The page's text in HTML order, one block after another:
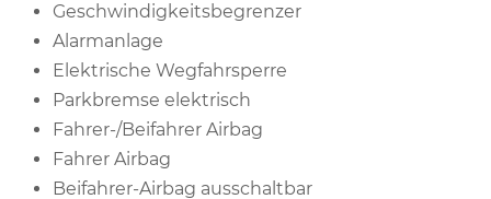
Geschwindigkeitsbegrenzer
Alarmanlage
Elektrische Wegfahrsperre
Parkbremse elektrisch
Fahrer-/Beifahrer Airbag
Fahrer Airbag
Beifahrer-Airbag ausschaltbar